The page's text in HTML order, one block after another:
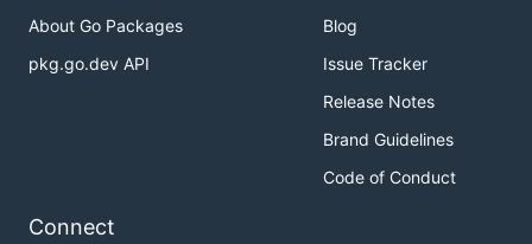
About Go Packages
pkg.go.dev API
Blog
Issue Tracker
Release Notes
Brand Guidelines
Code of Conduct
Connect